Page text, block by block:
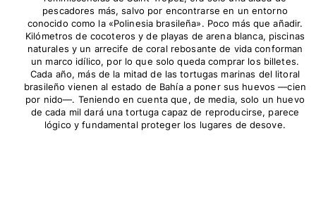
pescadores más, salvo por encontrarse en un entorno
conocido como la «Polinesia brasileña». Poco más que añadir.
Kilómetros de cocoteros y de playas de arena blanca, piscinas
naturales y un arrecife de coral rebosante de vida conforman
un marco idílico, por lo que solo queda comprar los billetes.
Cada año, más de la mitad de las tortugas marinas del litoral
brasileño vienen al estado de Bahía a poner sus huevos —cien
por nido—. Teniendo en cuenta que, de media, solo un huevo
de cada mil dará una tortuga capaz de reproducirse, parece
lógico y fundamental proteger los lugares de desove.